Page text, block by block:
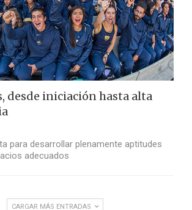
desde iniciación hasta alta
para desarrollar plenamente aptitudes
adecuados
CARGAR MÁS ENTRADAS